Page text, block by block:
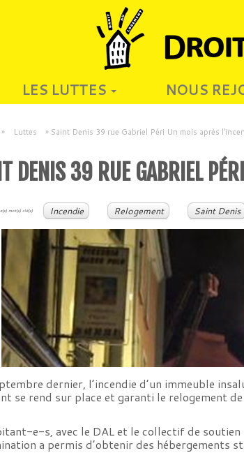
LES LUTTES NOUS
» Luttes » Saint Denis 39 rue Gabriel Péri Un mois après
DENIS 39 RUE GABRIEL
mot(s) clé(s) Incendie Relogement Saint Denis
dernier, l’incendie d’un immeuble
se rend sur place et garanti le relogement
e-s, avec le DAL et le collectif de
a permis d’obtenir des hébergements